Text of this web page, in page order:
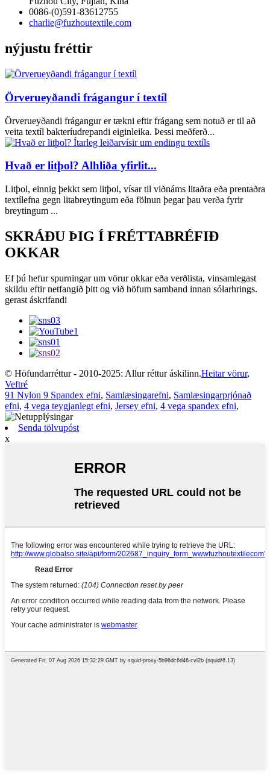
0086-(0)591-83612755
charlie@fuzhoutextile.com
nýjustu fréttir
Örverueyðandi frágangur í textíl
Örverueyðandi frágangur er tækni eftir frágang sem notuð er til að
veita textíl bakteríudrepandi eiginleika. Þessi meðferð...
Hvað er litþol? Alhliða yfirlit...
Litþol, einnig þekkt sem litþol, vísar til viðnáms litaðra eða prentaðra
textílefna gegn litabreytingum eða fölnun þegar þau verða fyrir
breytingum ...
SKRÁÐU ÞIG Í FRÉTTABRÉFIÐ
OKKAR
Ef þú hefur spurningar um vörur okkar eða verðlista, vinsamlegast
skildu eftir netfangið þitt og við höfum samband innan sólarhrings.
gerast áskrifandi
© Höfundarréttur - 2010-2025: Allur réttur áskilinn.Heitar vörur,
Veftré
91 Nylon 9 Spandex efni, Samlæsingarefni, Samlæsingarprjónað
efni, 4 vega teygjanlegt efni, Jersey efni, 4 vega spandex efni,
Senda tölvupóst
x